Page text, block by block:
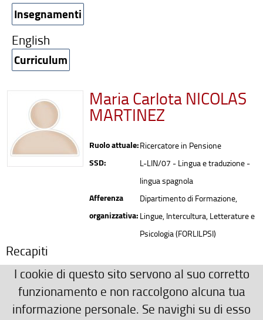
Insegnamenti
English
Curriculum
Maria Carlota NICOLAS
MARTINEZ
Ruolo attuale:Ricercatore in Pensione
SSD:
L-LIN/07 - Lingua e traduzione -
lingua spagnola
Afferenza
organizzativa:
Dipartimento di Formazione,
Lingue, Intercultura, Letterature e
Psicologia (FORLILPSI)
Recapiti
carlota.nicolas(AT)unifi.it
Ulteriori Recapiti
Santa Reparata 93, stanza 3a secondo piano
I cookie di questo sito servono al suo corretto
funzionamento e non raccolgono alcuna tua
informazione personale. Se navighi su di esso